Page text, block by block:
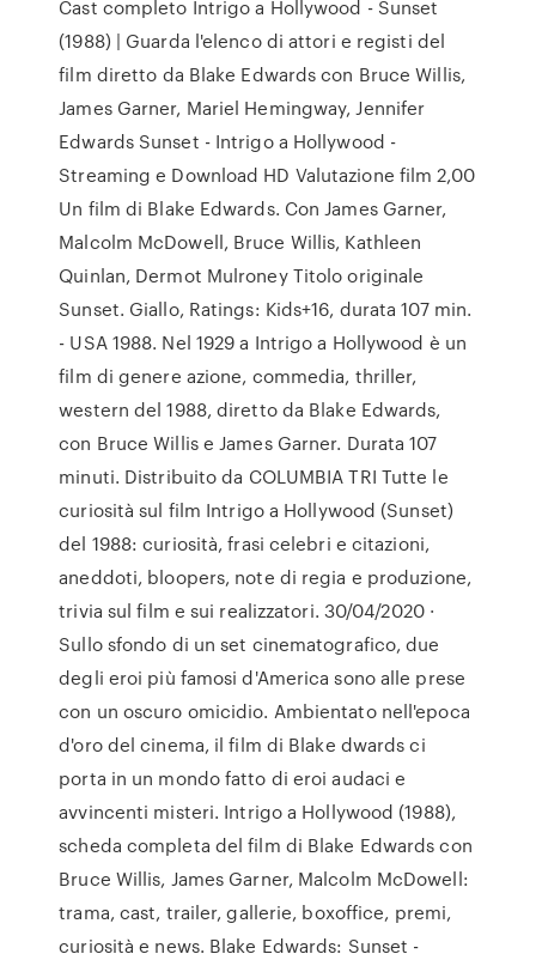
Cast completo Intrigo a Hollywood - Sunset
(1988) | Guarda l'elenco di attori e registi del
film diretto da Blake Edwards con Bruce Willis,
James Garner, Mariel Hemingway, Jennifer
Edwards Sunset - Intrigo a Hollywood -
Streaming e Download HD Valutazione film 2,00
Un film di Blake Edwards. Con James Garner,
Malcolm McDowell, Bruce Willis, Kathleen
Quinlan, Dermot Mulroney Titolo originale
Sunset. Giallo, Ratings: Kids+16, durata 107 min.
- USA 1988. Nel 1929 a Intrigo a Hollywood è un
film di genere azione, commedia, thriller,
western del 1988, diretto da Blake Edwards,
con Bruce Willis e James Garner. Durata 107
minuti. Distribuito da COLUMBIA TRI Tutte le
curiosità sul film Intrigo a Hollywood (Sunset)
del 1988: curiosità, frasi celebri e citazioni,
aneddoti, bloopers, note di regia e produzione,
trivia sul film e sui realizzatori. 30/04/2020 ·
Sullo sfondo di un set cinematografico, due
degli eroi più famosi d'America sono alle prese
con un oscuro omicidio. Ambientato nell'epoca
d'oro del cinema, il film di Blake dwards ci
porta in un mondo fatto di eroi audaci e
avvincenti misteri. Intrigo a Hollywood (1988),
scheda completa del film di Blake Edwards con
Bruce Willis, James Garner, Malcolm McDowell:
trama, cast, trailer, gallerie, boxoffice, premi,
curiosità e news. Blake Edwards: Sunset -